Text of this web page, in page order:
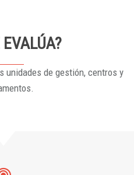
unidades de gestión, centros y